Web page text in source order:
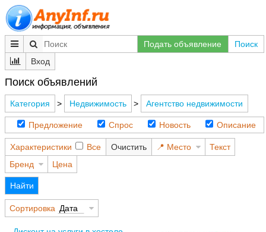
Подать объявление
Поиск
Вход
Поиск объявлений
Категория > Недвижимость > Агентство недвижимости
Предложение Спрос Новость Описание
Характеристики Все Очистить Место
Текст
Бренд
Цена
Найти
Сортировка Дата